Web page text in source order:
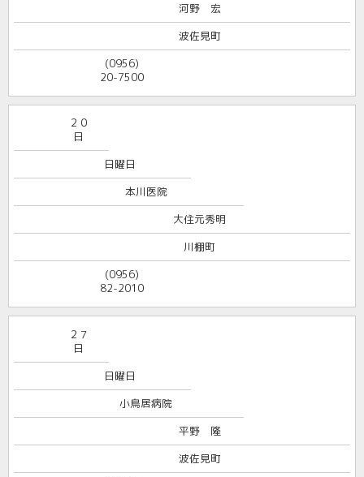
河野 宏
波佐見町
(0956)
20-7500
２０
日
日曜日
本川医院
大住元秀明
川棚町
(0956)
82-2010
２７
日
日曜日
小鳥居病院
平野 隆
波佐見町